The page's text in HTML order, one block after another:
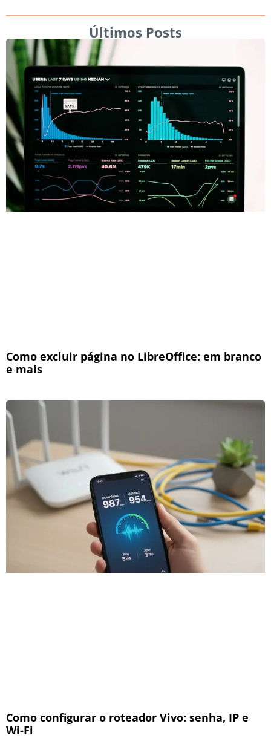
Últimos Posts
Como excluir página no LibreOffice: em branco
e mais
Como configurar o roteador Vivo: senha, IP e
Wi-Fi